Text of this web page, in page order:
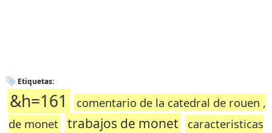
Etiquetas:
&h=161
comentario de la catedral de rouen ,
de monet trabajos de monet
caracteristicas